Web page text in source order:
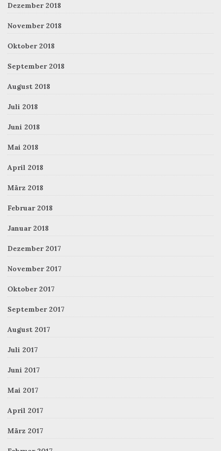
Dezember 2018
November 2018
Oktober 2018
September 2018
August 2018
Juli 2018
Juni 2018
Mai 2018
April 2018
März 2018
Februar 2018
Januar 2018
Dezember 2017
November 2017
Oktober 2017
September 2017
August 2017
Juli 2017
Juni 2017
Mai 2017
April 2017
März 2017